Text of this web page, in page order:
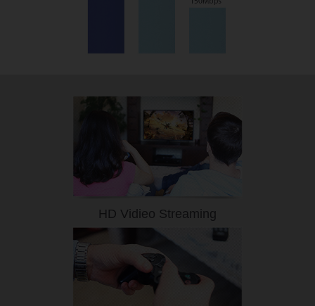
HD Vidieo Streaming